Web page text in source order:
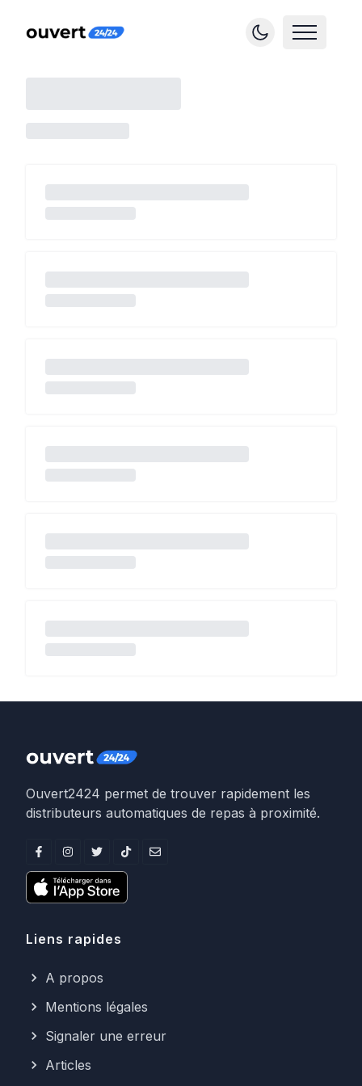
Ouvert2424 permet de trouver rapidement les
distributeurs automatiques de repas à proximité.
Liens rapides
A propos
Mentions légales
Signaler une erreur
Articles